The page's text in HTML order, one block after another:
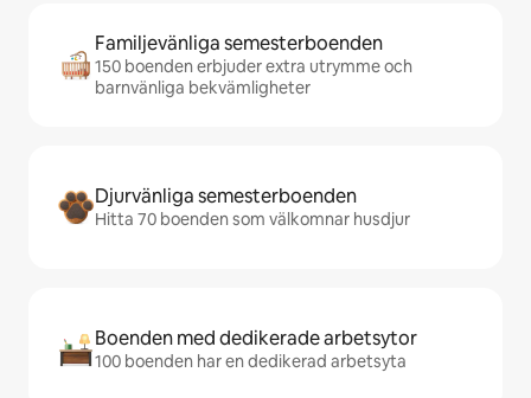
Familjevänliga semesterboenden
150 boenden erbjuder extra utrymme och
barnvänliga bekvämligheter
Djurvänliga semesterboenden
Hitta 70 boenden som välkomnar husdjur
Boenden med dedikerade arbetsytor
100 boenden har en dedikerad arbetsyta